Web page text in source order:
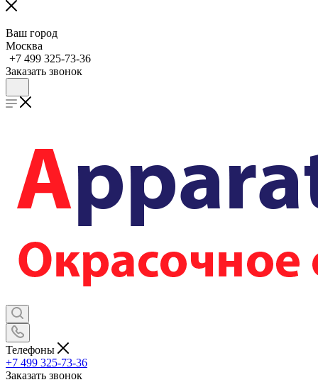
Ваш город
Москва
+7 499 325-73-36
Заказать звонок
Телефоны
+7 499 325-73-36
Заказать звонок